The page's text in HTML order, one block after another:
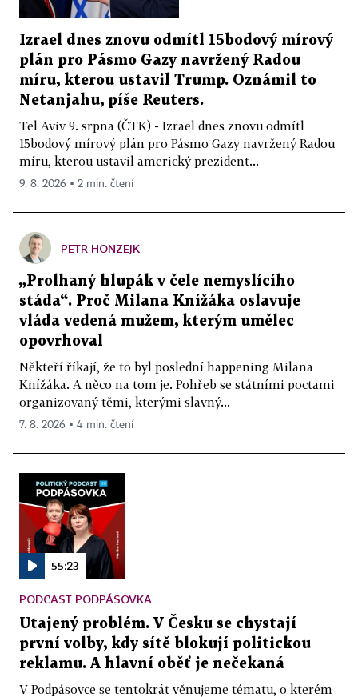
Izrael dnes znovu odmítl 15bodový mírový
plán pro Pásmo Gazy navržený Radou
míru, kterou ustavil Trump. Oznámil to
Netanjahu, píše Reuters.
Tel Aviv 9. srpna (ČTK) - Izrael dnes znovu odmítl
15bodový mírový plán pro Pásmo Gazy navržený Radou
míru, kterou ustavil americký prezident...
9. 8. 2026 ▪ 2 min. čtení
PETR HONZEJK
„Prolhaný hlupák v čele nemyslícího
stáda“. Proč Milana Knížáka oslavuje
vláda vedená mužem, kterým umělec
opovrhoval
Někteří říkají, že to byl poslední happening Milana
Knížáka. A něco na tom je. Pohřeb se státními poctami
organizovaný těmi, kterými slavný...
7. 8. 2026 ▪ 4 min. čtení
55:23
PODCAST PODPÁSOVKA
Utajený problém. V Česku se chystají
první volby, kdy sítě blokují politickou
reklamu. A hlavní oběť je nečekaná
V Podpásovce se tentokrát věnujeme tématu, o kterém